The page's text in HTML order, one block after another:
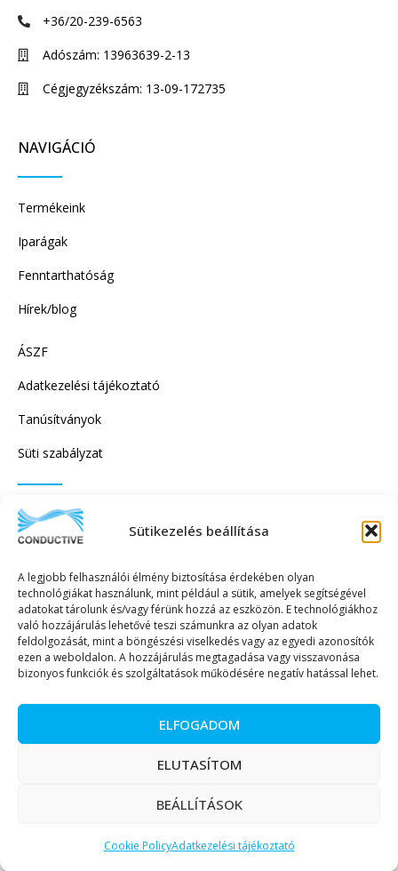
Sütikezelés beállítása
A legjobb felhasználói élmény biztosítása érdekében olyan
technológiákat használunk, mint például a sütik, amelyek segítségével
adatokat tárolunk és/vagy férünk hozzá az eszközön. E technológiákhoz
való hozzájárulás lehetővé teszi számunkra az olyan adatok
feldolgozását, mint a böngészési viselkedés vagy az egyedi azonosítók
ezen a weboldalon. A hozzájárulás megtagadása vagy visszavonása
bizonyos funkciók és szolgáltatások működésére negatív hatással lehet.
ELFOGADOM
ELUTASÍTOM
BEÁLLÍTÁSOK
Cookie PolicyAdatkezelési tájékoztató
+36/20-239-6563
Adószám: 13963639-2-13
Cégjegyzékszám: 13-09-172735
NAVIGÁCIÓ
Termékeink
Iparágak
Fenntarthatóság
Hírek/blog
ÁSZF
Adatkezelési tájékoztató
Tanúsítványok
Süti szabályzat
IRATKOZZON FEL HÍRLEVELÜNKRE!
KÜLDÉS
Copyright © 2023. Minden jog fenntartva. – Conductive Kereskedelmi és